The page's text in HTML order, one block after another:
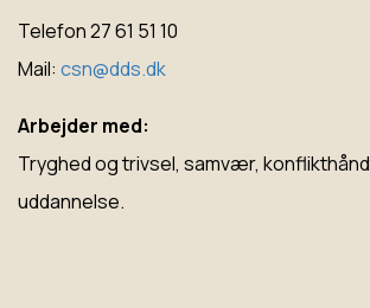
Telefon 27 61 51 10
Mail: csn@dds.dk
Arbejder med:
Tryghed og trivsel, samvær,
uddannelse.